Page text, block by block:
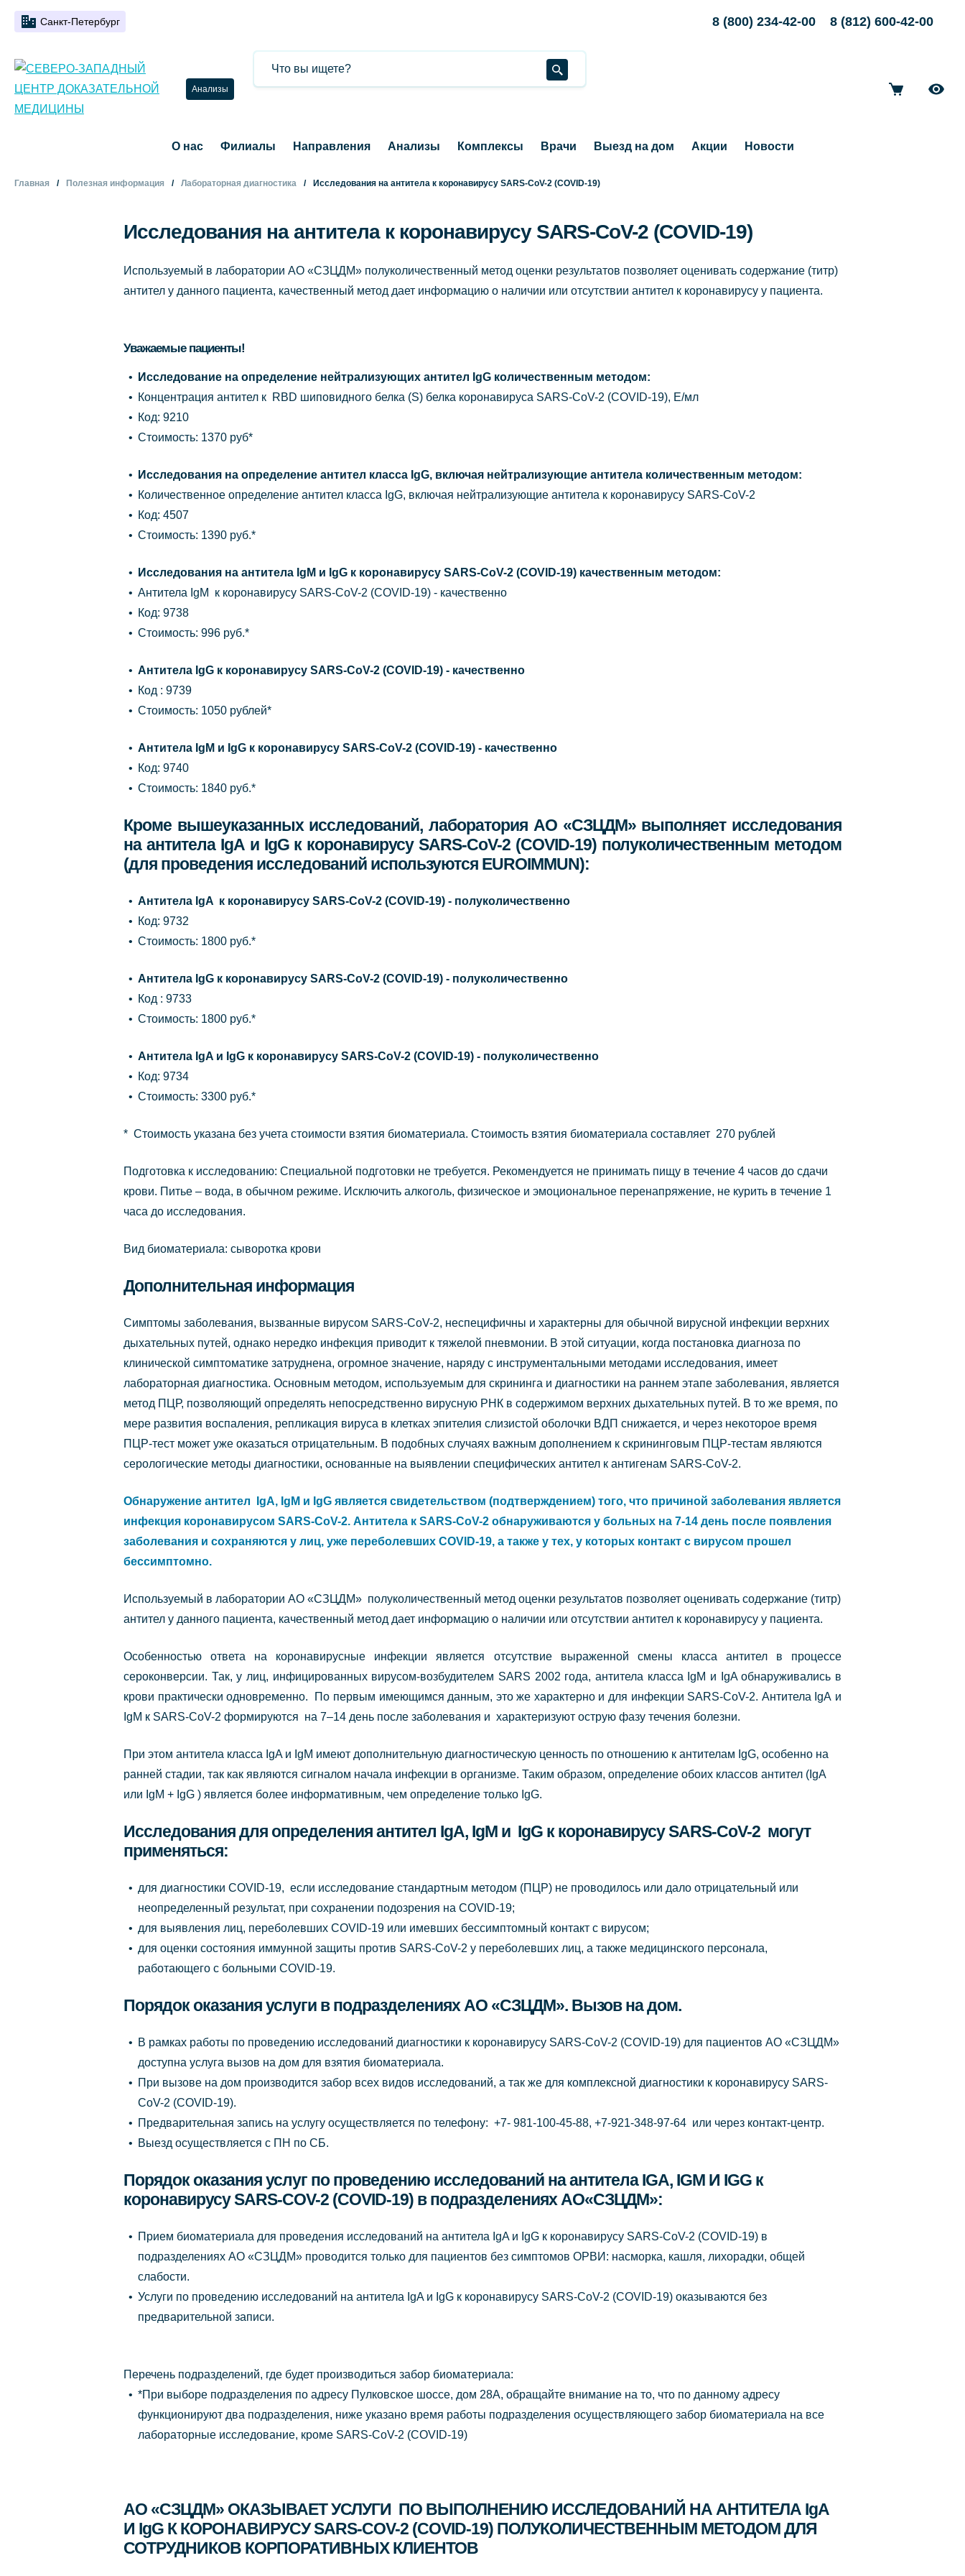
Санкт-Петербург 8 (800) 234-42-00 8 (812) 600-42-00
Анализы
О нас Филиалы Направления Анализы Комплексы Врачи Выезд на дом Акции Новости
Главная Полезная информация Лабораторная диагностика Исследования на антитела к коронавирусу SARS-CoV-2 (COVID-19)
Исследования на антитела к коронавирусу SARS-CoV-2 (COVID-19)
Используемый в лаборатории АО «СЗЦДМ» полуколичественный метод оценки результатов позволяет оценивать содержание (титр)
антител у данного пациента, качественный метод дает информацию о наличии или отсутствии антител к коронавирусу у пациента.
Уважаемые пациенты!
Исследование на определение нейтрализующих антител IgG количественным методом:
Концентрация антител к RBD шиповидного белка (S) белка коронавируса SARS-CoV-2 (COVID-19), Е/мл
Код: 9210
Стоимость: 1370 руб*
Исследования на определение антител класса IgG, включая нейтрализующие антитела количественным методом:
Количественное определение антител класса IgG, включая нейтрализующие антитела к коронавирусу SARS-CoV-2
Код: 4507
Стоимость: 1390 руб.*
Исследования на антитела IgM и IgG к коронавирусу SARS-CoV-2 (COVID-19) качественным методом:
Антитела IgM к коронавирусу SARS-CoV-2 (COVID-19) - качественно
Код: 9738
Стоимость: 996 руб.*
Антитела IgG к коронавирусу SARS-CoV-2 (COVID-19) - качественно
Код : 9739
Стоимость: 1050 рублей*
Антитела IgM и IgG к коронавирусу SARS-CoV-2 (COVID-19) - качественно
Код: 9740
Стоимость: 1840 руб.*
Кроме вышеуказанных исследований, лаборатория АО «СЗЦДМ» выполняет исследования
на антитела IgA и IgG к коронавирусу SARS-CoV-2 (COVID-19) полуколичественным методом
(для проведения исследований используются EUROIMMUN):
Антитела IgA к коронавирусу SARS-CoV-2 (COVID-19) - полуколичественно
Код: 9732
Стоимость: 1800 руб.*
Антитела IgG к коронавирусу SARS-CoV-2 (COVID-19) - полуколичественно
Код : 9733
Стоимость: 1800 руб.*
Антитела IgA и IgG к коронавирусу SARS-CoV-2 (COVID-19) - полуколичественно
Код: 9734
Стоимость: 3300 руб.*
* Стоимость указана без учета стоимости взятия биоматериала. Стоимость взятия биоматериала составляет 270 рублей
Подготовка к исследованию: Специальной подготовки не требуется. Рекомендуется не принимать пищу в течение 4 часов до сдачи
крови. Питье – вода, в обычном режиме. Исключить алкоголь, физическое и эмоциональное перенапряжение, не курить в течение 1
часа до исследования.
Вид биоматериала: сыворотка крови
Дополнительная информация
Симптомы заболевания, вызванные вирусом SARS-CoV-2, неспецифичны и характерны для обычной вирусной инфекции верхних
дыхательных путей, однако нередко инфекция приводит к тяжелой пневмонии. В этой ситуации, когда постановка диагноза по
клинической симптоматике затруднена, огромное значение, наряду с инструментальными методами исследования, имеет
лабораторная диагностика. Основным методом, используемым для скрининга и диагностики на раннем этапе заболевания, является
метод ПЦР, позволяющий определять непосредственно вирусную РНК в содержимом верхних дыхательных путей. В то же время, по
мере развития воспаления, репликация вируса в клетках эпителия слизистой оболочки ВДП снижается, и через некоторое время
ПЦР-тест может уже оказаться отрицательным. В подобных случаях важным дополнением к скрининговым ПЦР-тестам являются
серологические методы диагностики, основанные на выявлении специфических антител к антигенам SARS-CoV-2.
Обнаружение антител IgA, IgM и IgG является свидетельством (подтверждением) того, что причиной заболевания является
инфекция коронавирусом SARS-CoV-2. Антитела к SARS-CoV-2 обнаруживаются у больных на 7-14 день после появления
заболевания и сохраняются у лиц, уже переболевших COVID-19, а также у тех, у которых контакт с вирусом прошел
бессимптомно.
Используемый в лаборатории АО «СЗЦДМ» полуколичественный метод оценки результатов позволяет оценивать содержание (титр)
антител у данного пациента, качественный метод дает информацию о наличии или отсутствии антител к коронавирусу у пациента.
Особенностью ответа на коронавирусные инфекции является отсутствие выраженной смены класса антител в процессе
сероконверсии. Так, у лиц, инфицированных вирусом-возбудителем SARS 2002 года, антитела класса IgM и IgA обнаруживались в
крови практически одновременно. По первым имеющимся данным, это же характерно и для инфекции SARS-CoV-2. Антитела IgA и
IgM к SARS-CoV-2 формируются на 7–14 день после заболевания и характеризуют острую фазу течения болезни.
При этом антитела класса IgA и IgM имеют дополнительную диагностическую ценность по отношению к антителам IgG, особенно на
ранней стадии, так как являются сигналом начала инфекции в организме. Таким образом, определение обоих классов антител (IgA
или IgM + IgG ) является более информативным, чем определение только IgG.
Исследования для определения антител IgA, IgM и IgG к коронавирусу SARS-CoV-2 могут
применяться:
для диагностики COVID-19, если исследование стандартным методом (ПЦР) не проводилось или дало отрицательный или
неопределенный результат, при сохранении подозрения на COVID-19;
для выявления лиц, переболевших COVID-19 или имевших бессимптомный контакт с вирусом;
для оценки состояния иммунной защиты против SARS-CoV-2 у переболевших лиц, а также медицинского персонала,
работающего с больными COVID-19.
Порядок оказания услуги в подразделениях АО «СЗЦДМ». Вызов на дом.
В рамках работы по проведению исследований диагностики к коронавирусу SARS-CoV-2 (COVID-19) для пациентов АО «СЗЦДМ»
доступна услуга вызов на дом для взятия биоматериала.
При вызове на дом производится забор всех видов исследований, а так же для комплексной диагностики к коронавирусу SARS-
CoV-2 (COVID-19).
Предварительная запись на услугу осуществляется по телефону: +7- 981-100-45-88, +7-921-348-97-64 или через контакт-центр.
Выезд осуществляется с ПН по СБ.
Порядок оказания услуг по проведению исследований на антитела IGA, IGM И IGG к
коронавирусу SARS-COV-2 (COVID-19) в подразделениях АО«СЗЦДМ»:
Прием биоматериала для проведения исследований на антитела IgA и IgG к коронавирусу SARS-CoV-2 (COVID-19) в
подразделениях АО «СЗЦДМ» проводится только для пациентов без симптомов ОРВИ: насморка, кашля, лихорадки, общей
слабости.
Услуги по проведению исследований на антитела IgA и IgG к коронавирусу SARS-CoV-2 (COVID-19) оказываются без
предварительной записи.
Перечень подразделений, где будет производиться забор биоматериала:
*При выборе подразделения по адресу Пулковское шоссе, дом 28А, обращайте внимание на то, что по данному адресу
функционируют два подразделения, ниже указано время работы подразделения осуществляющего забор биоматериала на все
лабораторные исследование, кроме SARS-CoV-2 (COVID-19)
АО «СЗЦДМ» ОКАЗЫВАЕТ УСЛУГИ ПО ВЫПОЛНЕНИЮ ИССЛЕДОВАНИЙ НА АНТИТЕЛА IgA
И IgG К КОРОНАВИРУСУ SARS-COV-2 (COVID-19) ПОЛУКОЛИЧЕСТВЕННЫМ МЕТОДОМ ДЛЯ
СОТРУДНИКОВ КОРПОРАТИВНЫХ КЛИЕНТОВ